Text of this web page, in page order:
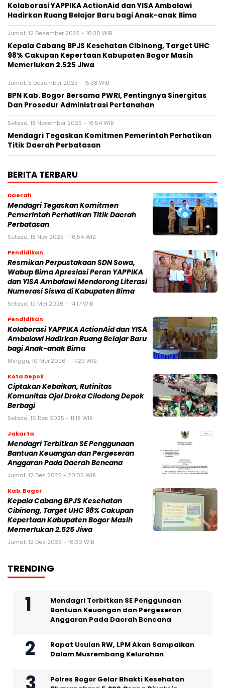
Kolaborasi YAPPIKA ActionAid dan YISA Ambalawi
Hadirkan Ruang Belajar Baru bagi Anak-anak Bima
Jumat, 12 Desember 2025 - 16:30 WIB
Kepala Cabang BPJS Kesehatan Cibinong, Target UHC
98% Cakupan Kepertaan Kabupaten Bogor Masih
Memerlukan 2.525 Jiwa
Jumat, 5 Desember 2025 - 15:38 WIB
BPN Kab. Bogor Bersama PWRI, Pentingnya Sinergitas
Dan Prosedur Administrasi Pertanahan
Selasa, 18 November 2025 - 16:54 WIB
Mendagri Tegaskan Komitmen Pemerintah Perhatikan
Titik Daerah Perbatasan
BERITA TERBARU
Daerah
Mendagri Tegaskan Komitmen
Pemerintah Perhatikan Titik Daerah
Perbatasan
Selasa, 18 Nov 2025 - 16:54 WIB
Pendidikan
Resmikan Perpustakaan SDN Sowa,
Wabup Bima Apresiasi Peran YAPPIKA
dan YISA Ambalawi Mendorong Literasi
Numerasi Siswa di Kabupaten Bima
Selasa, 12 Mei 2026 - 14:17 WIB
Pendidikan
Kolaborasi YAPPIKA ActionAid dan YISA
Ambalawi Hadirkan Ruang Belajar Baru
bagi Anak-anak Bima
Minggu, 10 Mei 2026 - 17:29 WIB
Kota Depok
Ciptakan Kebaikan, Rutinitas
Komunitas Ojol Droka Cilodong Depok
Berbagi
Selasa, 16 Des 2025 - 11:18 WIB
Jakarta
Mendagri Terbitkan SE Penggunaan
Bantuan Keuangan dan Pergeseran
Anggaran Pada Daerah Bencana
Jumat, 12 Des 2025 - 20:05 WIB
Kab. Bogor
Kepala Cabang BPJS Kesehatan
Cibinong, Target UHC 98% Cakupan
Kepertaan Kabupaten Bogor Masih
Memerlukan 2.525 Jiwa
Jumat, 12 Des 2025 - 16:30 WIB
TRENDING
Mendagri Terbitkan SE Penggunaan
Bantuan Keuangan dan Pergeseran
Anggaran Pada Daerah Bencana
Rapat Usulan RW, LPM Akan Sampaikan
Dalam Musrembang Kelurahan
Polres Bogor Gelar Bhakti Kesehatan